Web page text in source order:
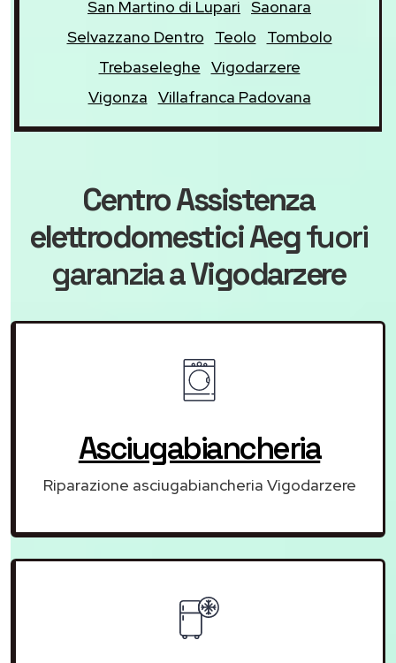
San Martino di Lupari Saonara
Selvazzano Dentro
Teolo
Tombolo
Trebaseleghe Vigodarzere
Vigonza Villafranca Padovana
Centro Assistenza
elettrodomestici Aegfuori
garanziaa Vigodarzere
Asciugabiancheria
Riparazione asciugabiancheria Vigodarzere